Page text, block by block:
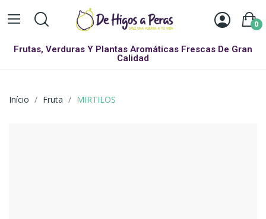
0
Frutas, Verduras Y Plantas Aromáticas Frescas De Gran
Calidad
Início Fruta MIRTILOS